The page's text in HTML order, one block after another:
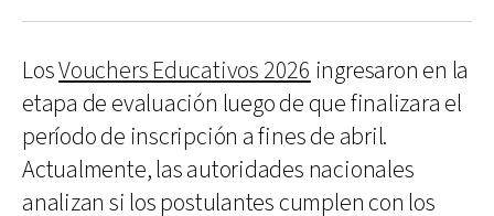
LosVouchers Educativos 2026 ingresaron en la
etapa de evaluación luego de que finalizara el
período de inscripción a fines de abril.
Actualmente, las autoridades nacionales
analizan si los postulantes cumplen con los